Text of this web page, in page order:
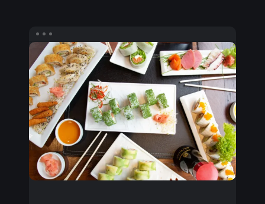
Agencia
Digital
y
Redes
Sociales
para
Budo
Sushi